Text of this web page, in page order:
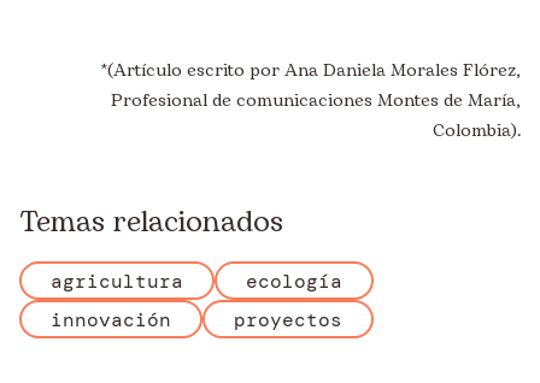
*(Artículo escrito por Ana Daniela Morales Flórez,
Profesional de comunicaciones Montes de María,
Colombia).
Temas relacionados
agricultura
ecología
innovación
proyectos